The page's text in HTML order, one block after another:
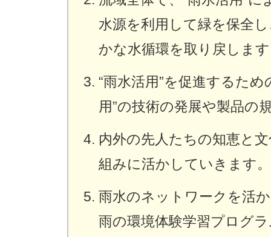
水源を利用して緑を保全
かな水循環を取り戻しま
“雨水活用”を促進するた
用”の技術の発展や製品の
内外の先人たちの知恵と
組みに活かしていきます。
雨水のネットワークを活
雨の環境体験学習プログ